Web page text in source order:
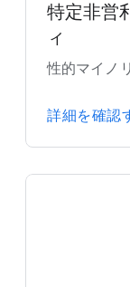
特定非営
ィ
性的マイノ
詳細を確認